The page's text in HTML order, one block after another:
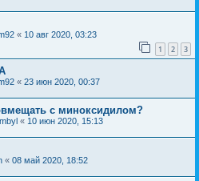
« 10 авг 2020, 03:23
1 2 3
« 23 июн 2020, 00:37
с миноксидилом?
« 10 июн 2020, 15:13
« 08 май 2020, 18:52